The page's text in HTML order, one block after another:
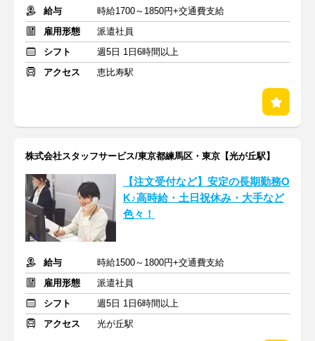
給与
時給1700～1850円+交通費支給
雇用形態
派遣社員
シフト
週5日 1日6時間以上
アクセス
恵比寿駅
株式会社スタッフサービス/東京都練馬区・東京【光が丘駅】
【注文受付など】安定の長期勤務O
K♪高時給・土日祝休み・大手など
色々！
給与
時給1500～1800円+交通費支給
雇用形態
派遣社員
シフト
週5日 1日6時間以上
アクセス
光が丘駅